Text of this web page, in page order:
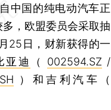
中国的纯电动汽车正
，欧盟委员会采取抽
25日，财新获得的一
亚迪 （ 002594.SZ /
）和吉利汽车（